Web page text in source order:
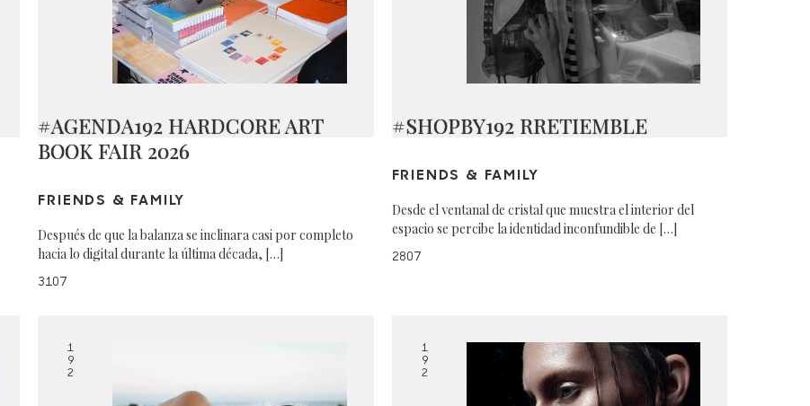
#AGENDA192 HARDCORE ART
BOOK FAIR 2026
FRIENDS & FAMILY
Después de que la balanza se inclinara casi por completo
hacia lo digital durante la última década, […]
3107
#SHOPBY192 RRETIEMBLE
FRIENDS & FAMILY
Desde el ventanal de cristal que muestra el interior del
espacio se percibe la identidad inconfundible de […]
2807
1
9
2
1
9
2